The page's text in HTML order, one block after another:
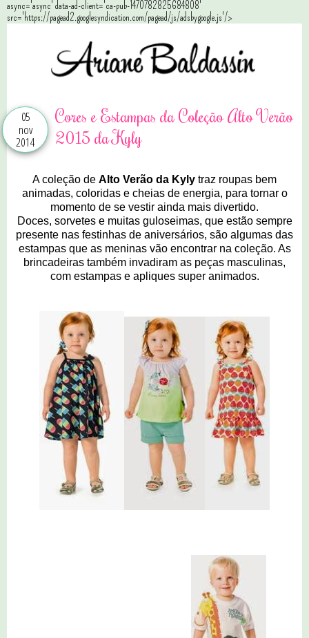
async='async' data-ad-client='ca-pub-1470782825684808'
src='https://pagead2.googlesyndication.com/pagead/js/adsbygoogle.js'/>
05
nov
2014
Cores e Estampas da Coleção Alto Verão
2015 da Kyly
A coleção de Alto Verão da Kyly traz roupas bem
animadas, coloridas e cheias de energia, para tornar o
momento de se vestir ainda mais divertido.
Doces, sorvetes e muitas guloseimas, que estão sempre
presente nas festinhas de aniversários, são algumas das
estampas que as meninas vão encontrar na coleção. As
brincadeiras também invadiram as peças masculinas,
com estampas e apliques super animados.